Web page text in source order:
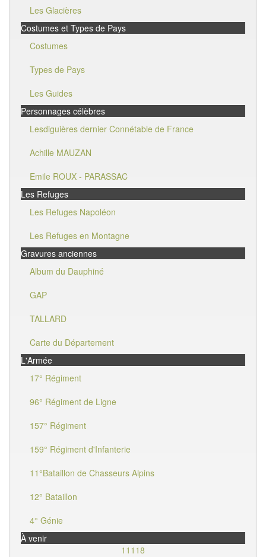
Les Glacières
Costumes et Types de Pays
Costumes
Types de Pays
Les Guides
Personnages célèbres
Lesdiguières dernier Connétable de France
Achille MAUZAN
Emile ROUX - PARASSAC
Les Refuges
Les Refuges Napoléon
Les Refuges en Montagne
Gravures anciennes
Album du Dauphiné
GAP
TALLARD
Carte du Département
L'Armée
17° Régiment
96° Régiment de Ligne
157° Régiment
159° Régiment d'Infanterie
11°Bataillon de Chasseurs Alpins
12° Bataillon
4° Génie
À venir
11118